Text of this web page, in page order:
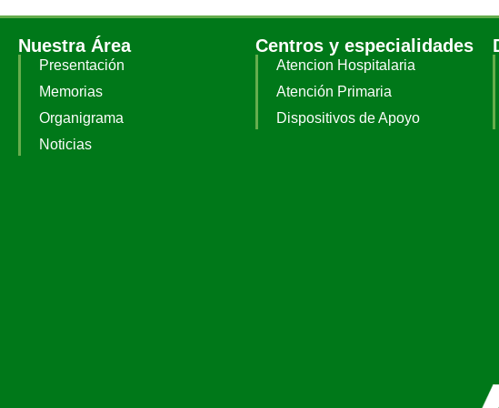
Nuestra Área
Presentación
Memorias
Organigrama
Noticias
Centros y especialidades
Atencion Hospitalaria
Atención Primaria
Dispositivos de Apoyo